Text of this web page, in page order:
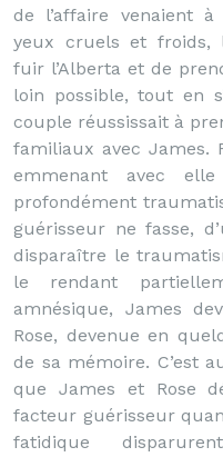
de l’affaire venaient à
yeux cruels et froids,
fuir l’Alberta et de
loin possible, tout en
couple réussissait à
familiaux avec James.
emmenant avec
profondément
guérisseur ne fasse,
disparaître le
le rendant
amnésique, James
Rose, devenue en
de sa mémoire. C’est
que James et Rose
facteur guérisseur
fatidique